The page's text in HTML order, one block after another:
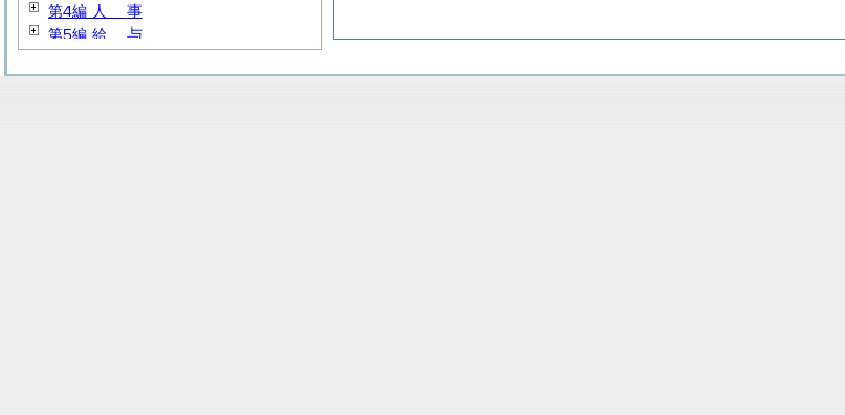
第4編 人 事
第5編 給 与
第7編教育